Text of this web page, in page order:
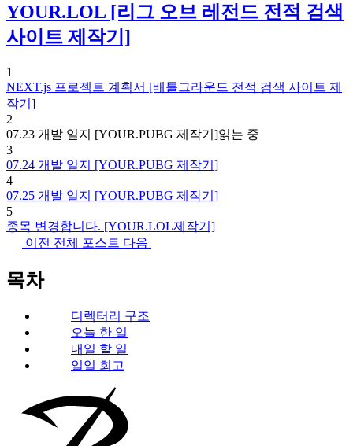
YOUR.LOL [리그 오브 레전드 전적 검색
사이트 제작기]
1
NEXT.js 프로젝트 계획서 [배틀그라운드 전적 검색 사이트 제
작기]
2
07.23 개발 일지 [YOUR.PUBG 제작기]읽는 중
3
07.24 개발 일지 [YOUR.PUBG 제작기]
4
07.25 개발 일지 [YOUR.PUBG 제작기]
5
종목 변경합니다. [YOUR.LOL제작기]
이전 전체 포스트 다음
목차
디렉터리 구조
오늘 한 일
내일 할 일
일일 회고